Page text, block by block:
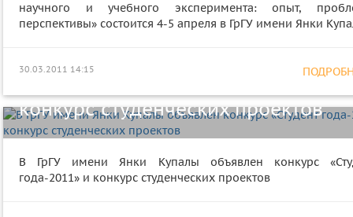
научного и учебного эксперимента: опыт,
перспективы» состоится 4-5 апреля в ГрГУ имени Янки
30.03.2011 14:15
конкурс «Студент года-2011» и
конкурс студенческих проектов
В ГрГУ имени Янки Купалы объявлен конкурс
года-2011» и конкурс студенческих проектов
Экскурсию, посвященную